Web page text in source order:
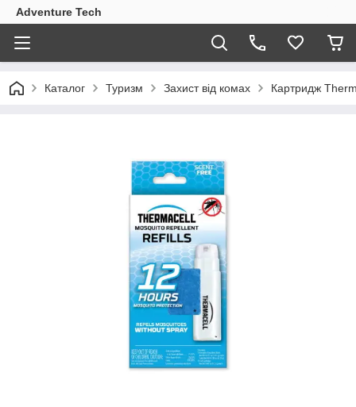
Adventure Tech
Каталог Туризм Захист від комах Картридж